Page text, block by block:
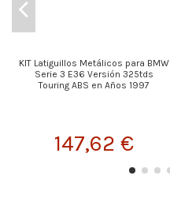
KIT Latiguillos Metálicos para BMW
Serie 3 E36 Versión 325tds
Touring ABS en Años 1997
147,62 €